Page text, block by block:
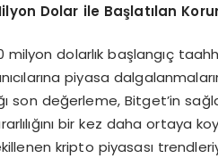
Dolar ile Başlatılan
milyon dolarlık başlangıç
piyasa
son değerleme, Bitget’in
bir kez daha ortaya
kripto piyasası